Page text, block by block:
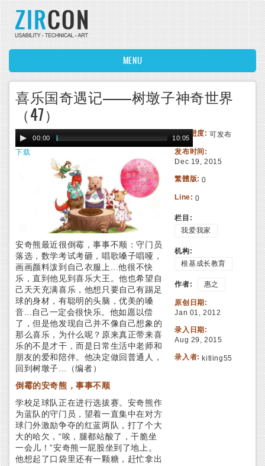
Skip to main content
MENU
喜乐国奇遇记——树墩子神奇世界
（47）
00:00 10:05
下载
安奇熊最近很倒霉，事事不顺：守门员
落选，数学考试考砸，唱歌嗓子唱哑，
画画颜料泼到自己衣服上...他很不快
乐，直到他见到喜乐大王。他也希望自
己天天充满喜乐，他想只要自己有踢足
球的身材，有聪明的头脑，优美的嗓
音...自己一定会很快乐。他如愿以偿
了，但是他发现自己并不像自己想象的
那么喜乐，为什么呢？原来真正带来喜
乐的不是才干，而是日常生活中老师和
朋友的爱和陪伴。他决定做回普通人，
回到树墩子...（编者）
倒霉的安奇熊，事事不顺
学校足球队正在进行选拔赛。安奇熊作
为蓝队的守门员，望着一直集中在对方
球门外激励争夺的红蓝两队，打了个大
大的哈欠，“唉，腿都站酸了，干脆坐
一会儿！”安奇熊一屁股坐到了地上。
他想起了口袋里还有一颗糖，赶忙拿出
编辑进度:可发布
发布时间:
Dec 19, 2015
繁體版:0
Line:0
栏目:
我爱我家
机构:
根基成长教育
作者: 惠之
原创日期:
Jan 01, 2012
录入日期:
Aug 29, 2015
录入者:kitling55